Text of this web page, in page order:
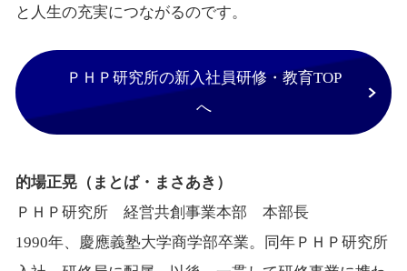
と人生の充実につながるのです。
ＰＨＰ研究所の新入社員研修・教育TOP
へ
的場正晃（まとば・まさあき）
ＰＨＰ研究所 経営共創事業本部 本部長
1990年、慶應義塾大学商学部卒業。同年ＰＨＰ研究所